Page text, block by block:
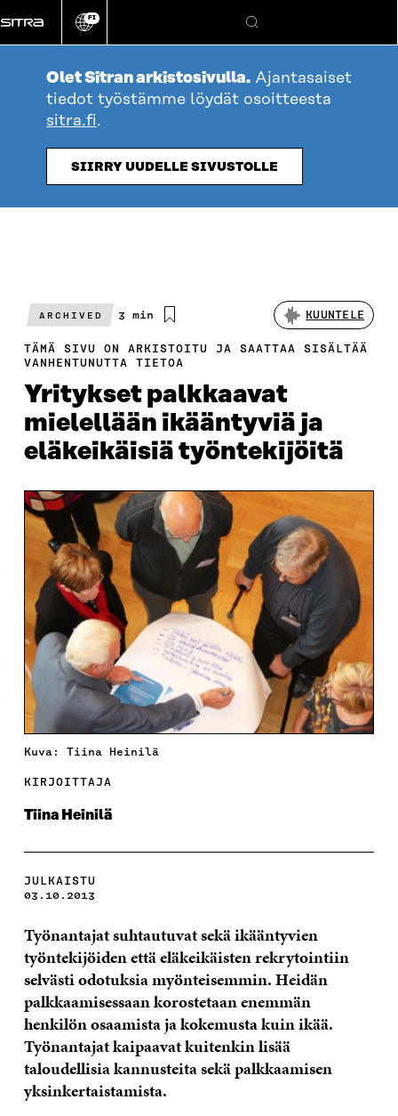
suoraan
sisältöön
Vaihda
kieli
FI
Hae
Olet Sitran arkistosivulla. Ajantasaiset
tiedot työstämme löydät osoitteesta
sitra.fi.
SIIRRY UUDELLE SIVUSTOLLE
ARCHIVED
Arvioitu
3 min KUUNTELE
TÄMÄ SIVU ON ARKISTOITU JA SAATTAA SISÄLTÄÄ
VANHENTUNUTTA TIETOA
Yritykset palkkaavat
mielellään ikääntyviä ja
eläkeikäisiä työntekijöitä
Kuva: Tiina Heinilä
KIRJOITTAJA
Tiina Heinilä
JULKAISTU
03.10.2013
Työnantajat suhtautuvat sekä ikääntyvien
työntekijöiden että eläkeikäisten rekrytointiin
selvästi odotuksia myönteisemmin. Heidän
palkkaamisessaan korostetaan enemmän
henkilön osaamista ja kokemusta kuin ikää.
Työnantajat kaipaavat kuitenkin lisää
taloudellisia kannusteita sekä palkkaamisen
yksinkertaistamista.